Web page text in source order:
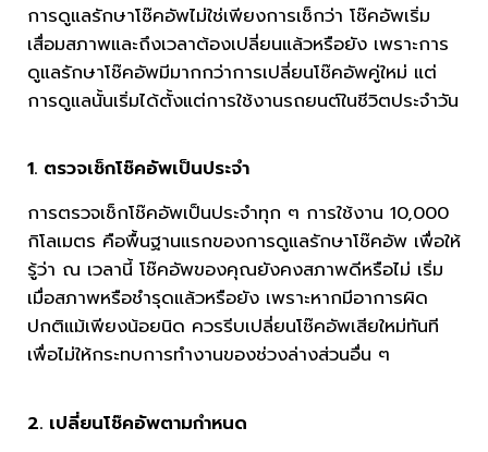
การดูแลรักษาโช๊คอัพไม่ใช่เพียงการเช็กว่า โช๊คอัพเริ่ม
เสื่อมสภาพและถึงเวลาต้องเปลี่ยนแล้วหรือยัง เพราะการ
ดูแลรักษาโช๊คอัพมีมากกว่าการเปลี่ยนโช๊คอัพคู่ใหม่ แต่
การดูแลนั้นเริ่มได้ตั้งแต่การใช้งานรถยนต์ในชีวิตประจำวัน
1. ตรวจเช็กโช๊คอัพเป็นประจำ
การตรวจเช็กโช๊คอัพเป็นประจำทุก ๆ การใช้งาน 10,000
กิโลเมตร คือพื้นฐานแรกของการดูแลรักษาโช๊คอัพ เพื่อให้
รู้ว่า ณ เวลานี้ โช๊คอัพของคุณยังคงสภาพดีหรือไม่ เริ่ม
เมื่อสภาพหรือชำรุดแล้วหรือยัง เพราะหากมีอาการผิด
ปกติแม้เพียงน้อยนิด ควรรีบเปลี่ยนโช๊คอัพเสียใหม่ทันที
เพื่อไม่ให้กระทบการทำงานของช่วงล่างส่วนอื่น ๆ
2. เปลี่ยนโช๊คอัพตามกำหนด